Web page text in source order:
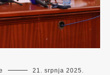
21. srpnja 2025.